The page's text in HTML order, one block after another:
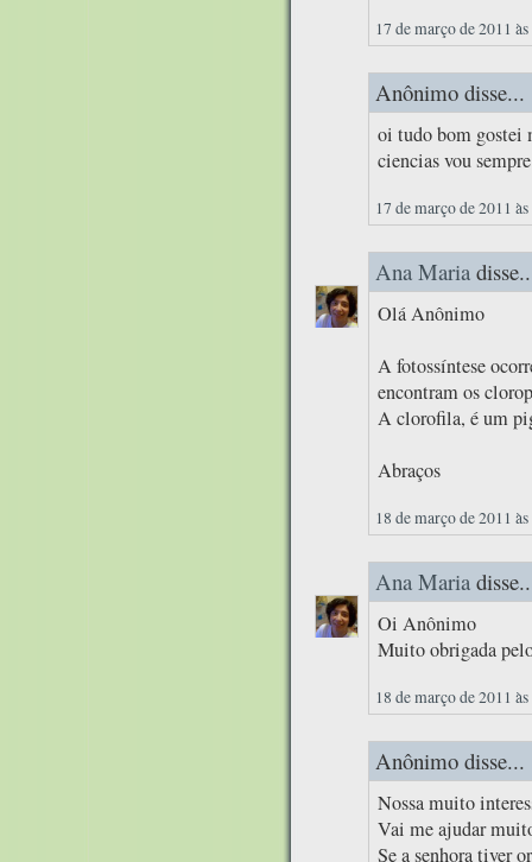
17 de março de 2011
Anônimo disse...
oi tudo bom gostei
ciencias vou
17 de março de 2011
Ana Maria
Olá Anônimo
A fotossíntese
encontram os
A clorofila, é um
Abraços
18 de março de 2011
Ana Maria
Oi Anônimo
Muito obrigada
18 de março de 2011
Anônimo disse...
Nossa muito
Vai me ajudar
Se a senhora tiver